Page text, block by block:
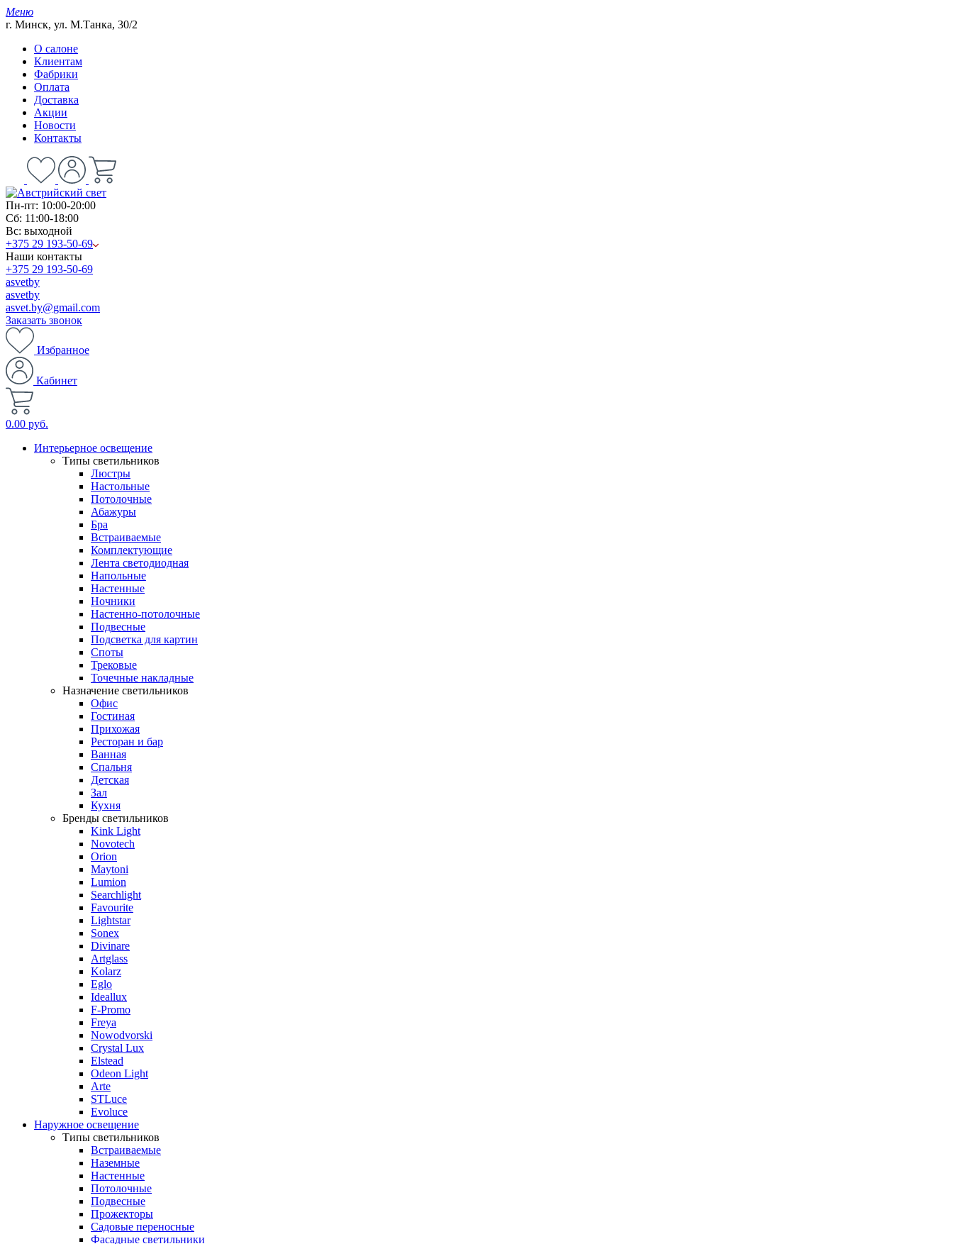
Меню
г. Минск, ул. М.Танка, 30/2
О салоне
Клиентам
Фабрики
Оплата
Доставка
Акции
Новости
Контакты
Пн-пт: 10:00-20:00
Сб: 11:00-18:00
Вс: выходной
+375 29 193-50-69
Наши контакты
+375 29 193-50-69
asvetby
asvetby
asvet.by@gmail.com
Заказать звонок
Избранное
Кабинет
0.00 руб.
Интерьерное освещение
Типы светильников
Люстры
Настольные
Потолочные
Абажуры
Бра
Встраиваемые
Комплектующие
Лента светодиодная
Напольные
Настенные
Ночники
Настенно-потолочные
Подвесные
Подсветка для картин
Споты
Трековые
Точечные накладные
Назначение светильников
Офис
Гостиная
Прихожая
Ресторан и бар
Ванная
Спальня
Детская
Зал
Кухня
Бренды светильников
Kink Light
Novotech
Orion
Maytoni
Lumion
Searchlight
Favourite
Lightstar
Sonex
Divinare
Artglass
Kolarz
Eglo
Ideallux
F-Promo
Freya
Nowodvorski
Crystal Lux
Elstead
Odeon Light
Arte
STLuce
Evoluce
Наружное освещение
Типы светильников
Встраиваемые
Наземные
Настенные
Потолочные
Подвесные
Прожекторы
Садовые переносные
Фасадные светильники